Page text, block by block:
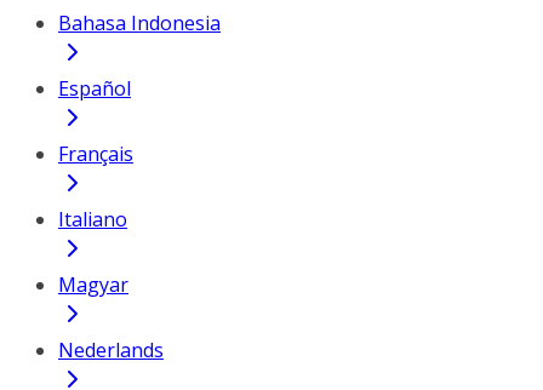
Bahasa Indonesia
Español
Français
Italiano
Magyar
Nederlands